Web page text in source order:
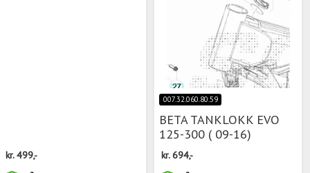
kr.499,-
007.32.060.80.59
BETA TANKLOKK EVO
125-300 ( 09-16)
kr.694,-